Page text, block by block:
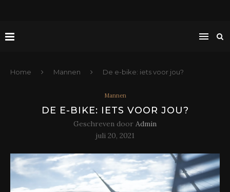
Home Mannen De e-bike: iets voor jou?
Mannen
DE E-BIKE: IETS VOOR JOU?
Geschreven door Admin
juli 20, 2021